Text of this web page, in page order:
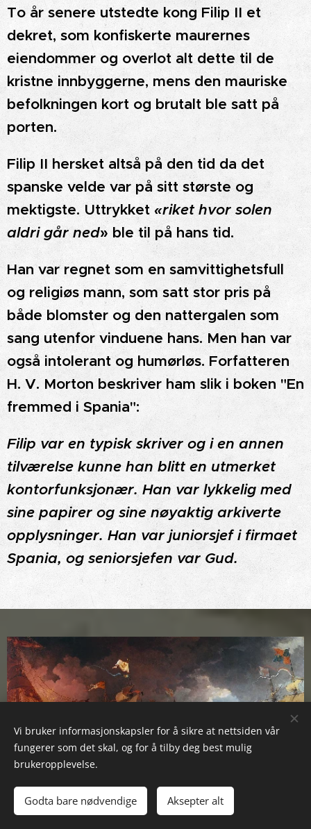
To år senere utstedte kong Filip II et
dekret, som konfiskerte maurernes
eiendommer og overlot alt dette til de
kristne innbyggerne, mens den mauriske
befolkningen kort og brutalt ble satt på
porten.
Filip II hersket altså på den tid da det
spanske velde var på sitt største og
mektigste. Uttrykket «riket hvor solen
aldri går ned» ble til på hans tid.
Han var regnet som en samvittighetsfull
og religiøs mann, som satt stor pris på
både blomster og den nattergalen som
sang utenfor vinduene hans. Men han var
også intolerant og humørløs. Forfatteren
H. V. Morton beskriver ham slik i boken "En
fremmed i Spania":
Filip var en typisk skriver og i en annen
tilværelse kunne han blitt en utmerket
kontorfunksjonær. Han var lykkelig med
sine papirer og sine nøyaktig arkiverte
opplysninger. Han var juniorsjef i firmaet
Spania, og seniorsjefen var Gud.
Vi bruker informasjonskapsler for å sikre at nettsiden vår
fungerer som det skal, og for å tilby deg best mulig
brukeropplevelse.
Godta bare nødvendige Aksepter alt